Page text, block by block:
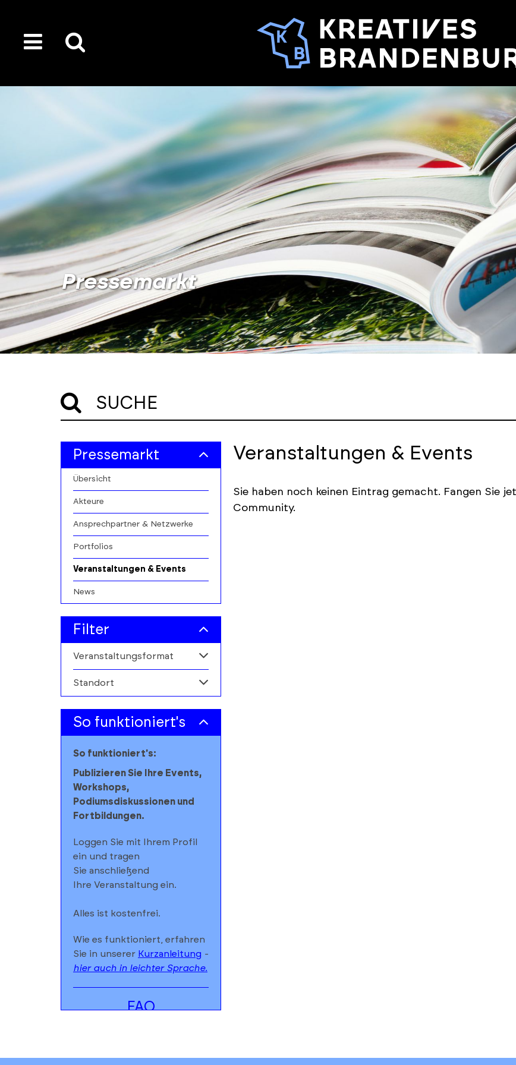
toggle
der
Pressemarkt
SUCHE
Skip
event
Skip
results
Pressemarkt
Übersicht
Akteure
Ansprechpartner & Netzwerke
Portfolios
Veranstaltungen & Events
News
Filter
Veranstaltungsformat
Alle
Aufführung
Ausstellung
Disco/Party/Tanz
Führung
Festival
Kino/Film
Lesung
Performance
Vortrag/Diskussion
Standort
Alle
Barnim
Brandenburg an der Havel
Cottbus
Dahme-Spreewald
Elbe-Elster
Märkisch-Oderland
Oberspreewald-Lausitz
Ostprignitz-Ruppin
So funktioniert's
So funktioniert's:
Publizieren Sie Ihre Events,
Workshops,
Podiumsdiskussionen und
Fortbildungen.
Loggen Sie mit Ihrem Profil
ein und tragen
Sie anschließend
Ihre Veranstaltung ein.
Alles ist kostenfrei.
Wie es funktioniert, erfahren
Sie in unserer Kurzanleitung -
hier auch in leichter Sprache.
FAQ
Veranstaltungen & Events
Sie haben noch keinen Eintrag gemacht. Fangen Sie
Community.